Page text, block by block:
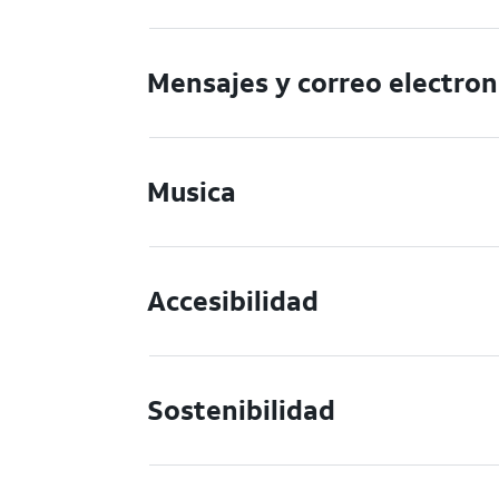
Mensajes y correo
Musica
Accesibilidad
Sostenibilidad